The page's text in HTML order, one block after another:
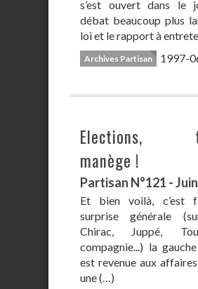
s’est ouvert dans le
débat beaucoup plus
loi et le rapport à
Archives Partisan 1997-
Elections,
manège !
Partisan N°121 -
Et bien voilà, c’est
surprise générale
Chirac, Juppé,
compagnie...) la
est revenue aux
une (…)